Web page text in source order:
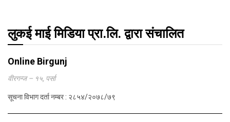
लुकई माई मिडिया प्रा.लि. द्वारा संचालित
Online Birgunj
वीरगन्ज – १५, पर्सा
सूचना विभाग दर्ता नम्बर : २८५४/२०७८/७९